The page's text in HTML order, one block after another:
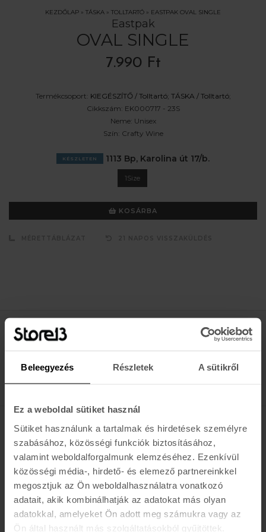
Beleegyezés Részletek A sütikről
Ez a weboldal sütiket használ
Sütiket használunk a tartalmak és hirdetések személyre
szabásához, közösségi funkciók biztosításához,
valamint weboldalforgalmunk elemzéséhez. Ezenkívül
közösségi média-, hirdető- és elemező partnereinkkel
megosztjuk az Ön weboldalhasználatra vonatkozó
adatait, akik kombinálhatják az adatokat más olyan
adatokkal, amelyeket Ön adott meg számukra vagy az
Ön által használt más szolgáltatásokból gyűjtöttek.
KEZDŐLAP » TÁSKA » TOLLTARTÓ » EASTPAK OVAL SINGLE
Eastpak
OVAL SINGLE
7.990 Ft
Termékcsoport: KIEGÉSZÍTŐ / Tolltartó; TÁSKA / Tolltartó;
Cikkszám: EK000717 - 23S
Neme: Unisex
Szín: Crafty Wine
KÉSZLETEN 1113 Bp, Karolina út 17/b.
1Size
KOSÁRBA
Értesülj az újdonságokról, akciókról
E-MAIL
K A R O L I N A 17 / B
Hétfő - Péntek: 11:00 - 19:00
Szombat: 10:00 - 19:00
Vasárnap: ZÁRVA
K I R Á L Y 52 (ÚJ)
Hétfő - Péntek: 11:00 - 19:00